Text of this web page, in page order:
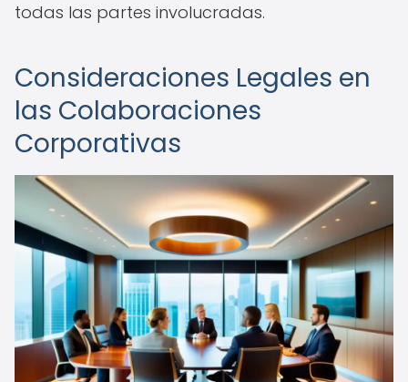
todas las partes involucradas.
Consideraciones Legales en
las Colaboraciones
Corporativas